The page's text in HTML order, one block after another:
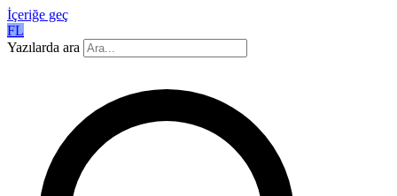
İçeriğe geç
FL
Yazılarda ara